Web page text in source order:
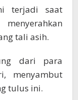
terjadi saat
tali asih.
dari para
menyambut
tulus ini.